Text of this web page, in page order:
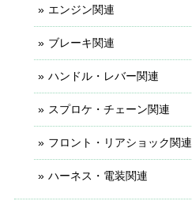
エンジン関連
ブレーキ関連
ハンドル・レバー関連
スプロケ・チェーン関連
フロント・リアショック関連
ハーネス・電装関連